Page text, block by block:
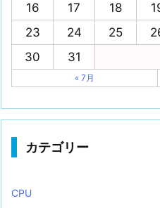
16
17 18
23
24 25
30
31
« 7月
カテゴリー
CPU